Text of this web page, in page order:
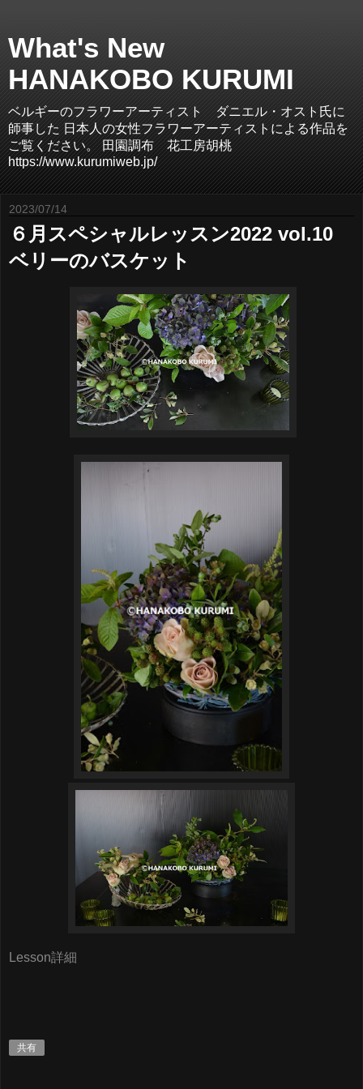
What's New
HANAKOBO KURUMI
ベルギーのフラワーアーティスト ダニエル・オスト氏に
師事した 日本人の女性フラワーアーティストによる作品を
ご覧ください。 田園調布 花工房胡桃
https://www.kurumiweb.jp/
2023/07/14
６月スペシャルレッスン2022 vol.10
ベリーのバスケット
Lesson詳細
共有